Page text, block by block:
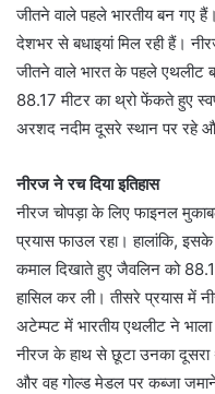
जीतने वाले पहले भारतीय बन गए
देशभर से बधाइयां मिल रही हैं।
जीतने वाले भारत के पहले
88.17 मीटर का थ्रो फेंकते हुए
अरशद नदीम दूसरे स्थान पर रहे
नीरज ने रच दिया इतिहास
नीरज चोपड़ा के लिए फाइनल
प्रयास फाउल रहा। हालांकि,
कमाल दिखाते हुए जैवलिन को
हासिल कर ली। तीसरे प्रयास में
अटेम्पट में भारतीय एथलीट ने
नीरज के हाथ से छूटा उनका दूसरा
और वह गोल्ड मेडल पर कब्जा